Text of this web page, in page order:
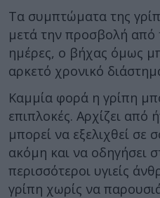
Τα συμπτώματα της
μετά την προσβολή από
ημέρες, ο βήχας όμως
αρκετό χρονικό
Καμμία φορά η γρίπη
επιπλοκές. Αρχίζει από
μπορεί να εξελιχθεί σε
ακόμη και να οδηγήσει
περισσότεροι υγιείς
γρίπη χωρίς να